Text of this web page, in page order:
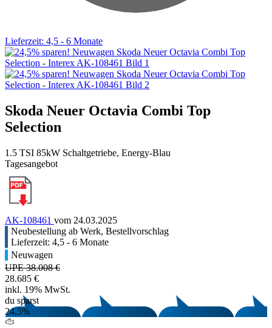
Lieferzeit: 4,5 - 6 Monate
Skoda Neuer Octavia Combi Top
Selection
1.5 TSI 85kW Schaltgetriebe, Energy-Blau
Tagesangebot
AK-108461 vom 24.03.2025
Neubestellung ab Werk, Bestellvorschlag
Lieferzeit: 4,5 - 6 Monate
Neuwagen
UPE 38.008 €
28.685 €
inkl. 19% MwSt.
du sparst
24,5%